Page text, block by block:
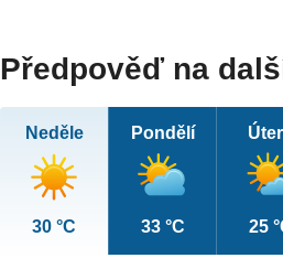
Předpověď na
Neděle
30 °C
Pondělí
33 °C 25